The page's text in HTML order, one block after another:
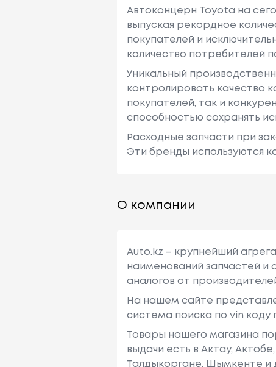
Автоконцерн Toyota на
выпуская рекордное
покупателей и
количество потребителей
Уникальный
контролировать качество
покупателей, так и
способностью сохранять
Расходные запчасти при
Эти бренды используются
О компании
Auto.kz – крупнейший
наименований запчастей и
аналогов от
На нашем сайте
система поиска по vin коду
Товары нашего магазина
выдачи есть в Актау,
Талдыкоргане, Шымкенте и